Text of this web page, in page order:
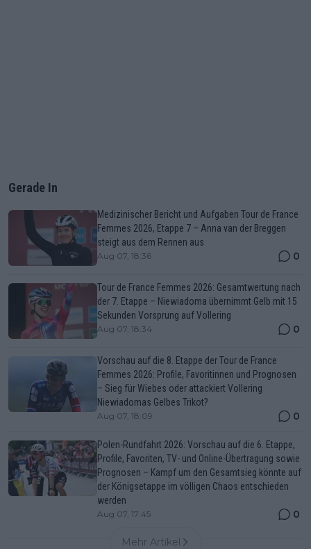
Gerade In
Medizinischer Bericht und Aufgaben Tour de France
Femmes 2026, Etappe 7 – Anna van der Breggen
steigt aus dem Rennen aus
Aug 07, 18:36 0
Tour de France Femmes 2026: Gesamtwertung nach
der 7. Etappe – Niewiadoma übernimmt Gelb mit 15
Sekunden Vorsprung auf Vollering
Aug 07, 18:34 0
Vorschau auf die 8. Etappe der Tour de France
Femmes 2026: Profile, Favoritinnen und Prognosen
– Sieg für Wiebes oder attackiert Vollering
Niewiadomas Gelbes Trikot?
Aug 07, 18:09 0
Polen-Rundfahrt 2026: Vorschau auf die 6. Etappe,
Profile, Favoriten, TV- und Online-Übertragung sowie
Prognosen – Kampf um den Gesamtsieg könnte auf
der Königsetappe im völligen Chaos entschieden
werden
Aug 07, 17:45 0
Mehr Artikel